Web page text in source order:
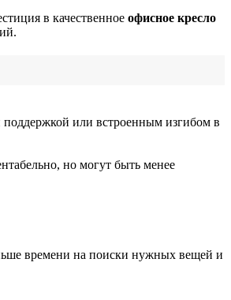
в качественное офисное кресло
или встроенным изгибом в
но могут быть менее
времени на поиски нужных вещей и